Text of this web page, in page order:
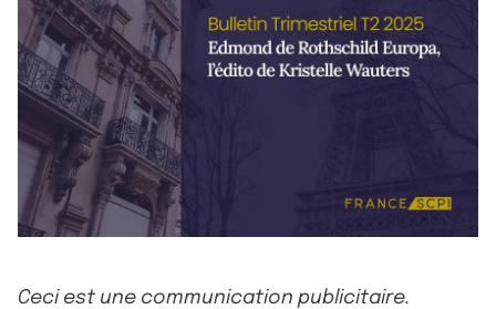
Ceci est une communication publicitaire.